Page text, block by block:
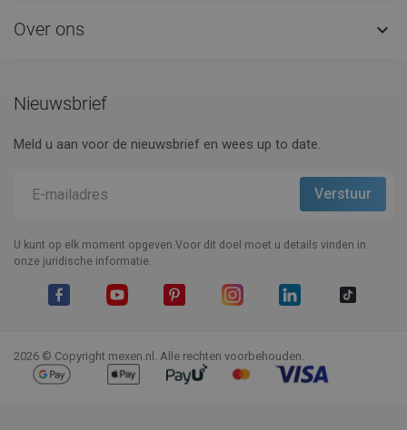
Over ons 
Nieuwsbrief
Meld u aan voor de nieuwsbrief en wees up to date.
U kunt op elk moment opgeven.Voor dit doel moet u details vinden in
onze juridische informatie.
2026 © Copyright mexen.nl. Alle rechten voorbehouden.